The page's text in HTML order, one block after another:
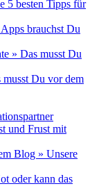
5 besten Tipps für
brauchst Du
» Das musst Du
Du vor dem
und Frust mit
Blog » Unsere
oder kann das